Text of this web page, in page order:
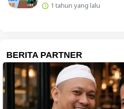
1 tahun yang lalu